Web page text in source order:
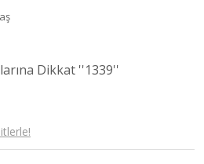
Dikkat ''1339''